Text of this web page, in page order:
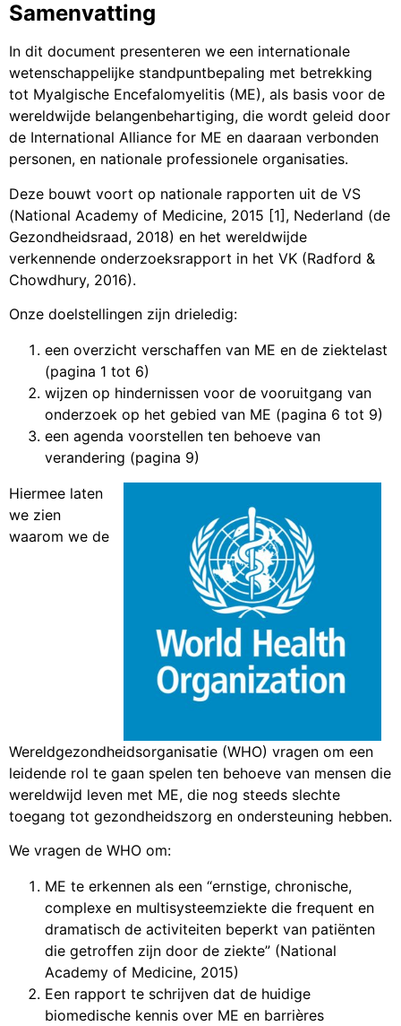
Samenvatting
In dit document presenteren we een internationale
wetenschappelijke standpuntbepaling met betrekking
tot Myalgische Encefalomyelitis (ME), als basis voor de
wereldwijde belangenbehartiging, die wordt geleid door
de International Alliance for ME en daaraan verbonden
personen, en nationale professionele organisaties.
Deze bouwt voort op nationale rapporten uit de VS
(National Academy of Medicine, 2015 [1], Nederland (de
Gezondheidsraad, 2018) en het wereldwijde
verkennende onderzoeksrapport in het VK (Radford &
Chowdhury, 2016).
Onze doelstellingen zijn drieledig:
een overzicht verschaffen van ME en de ziektelast
(pagina 1 tot 6)
wijzen op hindernissen voor de vooruitgang van
onderzoek op het gebied van ME (pagina 6 tot 9)
een agenda voorstellen ten behoeve van
verandering (pagina 9)
Hiermee laten
we zien
waarom we de
Wereldgezondheidsorganisatie (WHO) vragen om een
leidende rol te gaan spelen ten behoeve van mensen die
wereldwijd leven met ME, die nog steeds slechte
toegang tot gezondheidszorg en ondersteuning hebben.
We vragen de WHO om:
ME te erkennen als een “ernstige, chronische,
complexe en multisysteemziekte die frequent en
dramatisch de activiteiten beperkt van patiënten
die getroffen zijn door de ziekte” (National
Academy of Medicine, 2015)
Een rapport te schrijven dat de huidige
biomedische kennis over ME en barrières